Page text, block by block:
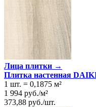
Лица плитки →
Плитка настенная
1 шт. = 0,1875 м²
1 994 руб./м²
373,88 руб./шт.